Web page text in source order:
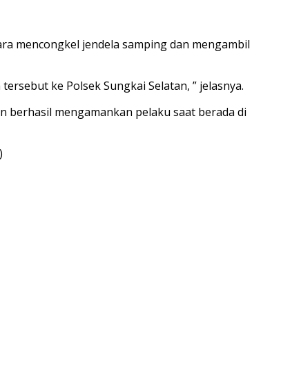
mencongkel jendela samping dan mengambil
ke Polsek Sungkai Selatan, ” jelasnya.
berhasil mengamankan pelaku saat berada di